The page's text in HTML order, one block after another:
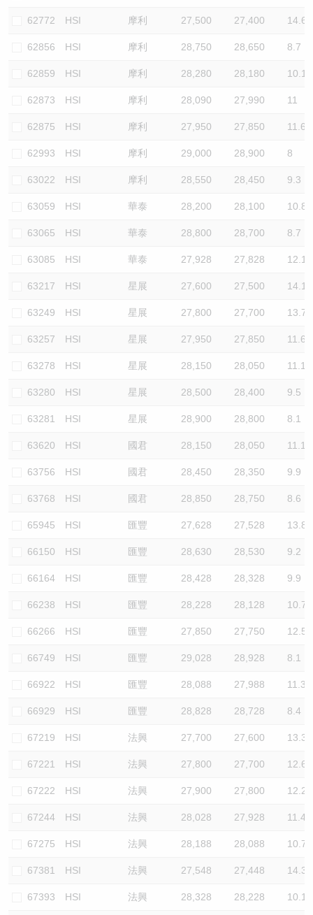
62772 HSI 摩利 27,500 27,400 14.6
62856 HSI 摩利 28,750 28,650 8.7
62859 HSI 摩利 28,280 28,180 10.1
62873 HSI 摩利 28,090 27,990 11
62875 HSI 摩利 27,950 27,850 11.6
62993 HSI 摩利 29,000 28,900 8
63022 HSI 摩利 28,550 28,450 9.3
63059 HSI 華泰 28,200 28,100 10.8
63065 HSI 華泰 28,800 28,700 8.7
63085 HSI 華泰 27,928 27,828 12.1
63217 HSI 星展 27,600 27,500 14.1
63249 HSI 星展 27,800 27,700 13.7
63257 HSI 星展 27,950 27,850 11.6
63278 HSI 星展 28,150 28,050 11.1
63280 HSI 星展 28,500 28,400 9.5
63281 HSI 星展 28,900 28,800 8.1
63620 HSI 國君 28,150 28,050 11.1
63756 HSI 國君 28,450 28,350 9.9
63768 HSI 國君 28,850 28,750 8.6
65945 HSI 匯豐 27,628 27,528 13.8
66150 HSI 匯豐 28,630 28,530 9.2
66164 HSI 匯豐 28,428 28,328 9.9
66238 HSI 匯豐 28,228 28,128 10.7
66266 HSI 匯豐 27,850 27,750 12.5
66749 HSI 匯豐 29,028 28,928 8.1
66922 HSI 匯豐 28,088 27,988 11.3
66929 HSI 匯豐 28,828 28,728 8.4
67219 HSI 法興 27,700 27,600 13.3
67221 HSI 法興 27,800 27,700 12.6
67222 HSI 法興 27,900 27,800 12.2
67244 HSI 法興 28,028 27,928 11.4
67275 HSI 法興 28,188 28,088 10.7
67381 HSI 法興 27,548 27,448 14.3
67393 HSI 法興 28,328 28,228 10.1